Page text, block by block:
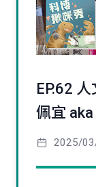
EP.62
佩宜
2025/